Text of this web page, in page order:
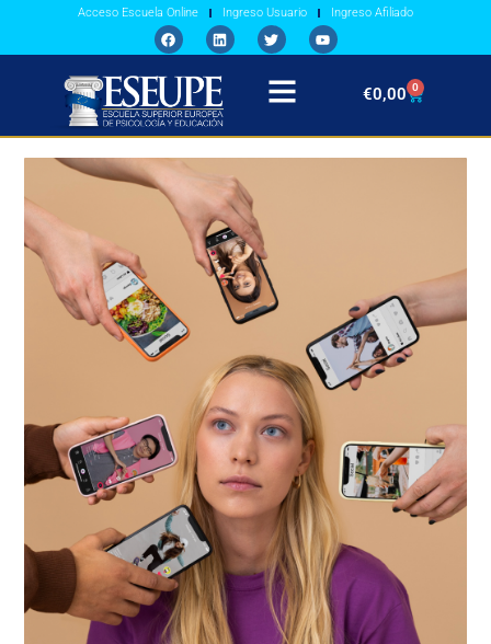
Acceso Escuela Online Ingreso Usuario Ingreso Afiliado
€0,00 0